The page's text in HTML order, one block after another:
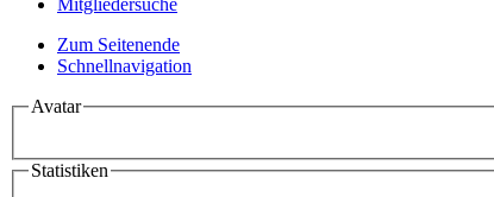
Mitgliedersuche
Zum Seitenende
Schnellnavigation
Avatar
Statistiken